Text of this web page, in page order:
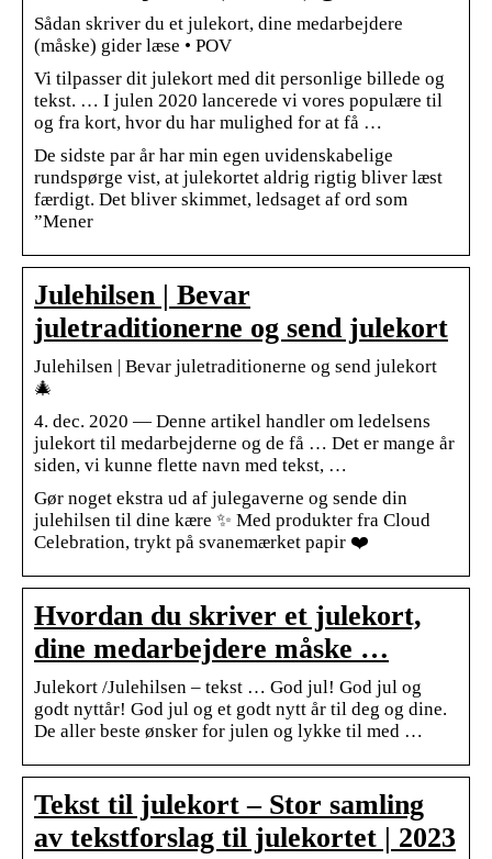
Sådan skriver du et julekort, dine medarbejdere
(måske) gider læse • POV
Vi tilpasser dit julekort med dit personlige billede og
tekst. … I julen 2020 lancerede vi vores populære til
og fra kort, hvor du har mulighed for at få …
De sidste par år har min egen uvidenskabelige
rundspørge vist, at julekortet aldrig rigtig bliver læst
færdigt. Det bliver skimmet, ledsaget af ord som
”Mener
Julehilsen | Bevar
juletraditionerne og send julekort
Julehilsen | Bevar juletraditionerne og send julekort
🎄
4. dec. 2020 — Denne artikel handler om ledelsens
julekort til medarbejderne og de få … Det er mange år
siden, vi kunne flette navn med tekst, …
Gør noget ekstra ud af julegaverne og sende din
julehilsen til dine kære ✨ Med produkter fra Cloud
Celebration, trykt på svanemærket papir ❤️
Hvordan du skriver et julekort,
dine medarbejdere måske …
Julekort /Julehilsen – tekst … God jul! God jul og
godt nyttår! God jul og et godt nytt år til deg og dine.
De aller beste ønsker for julen og lykke til med …
Tekst til julekort – Stor samling
av tekstforslag til julekortet | 2023